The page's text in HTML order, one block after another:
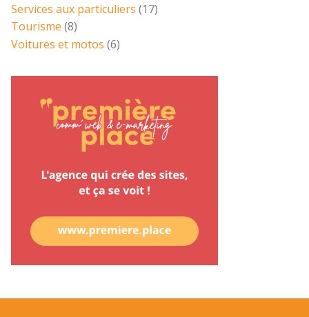
Services aux particuliers (17)
Tourisme (8)
Voitures et motos (6)